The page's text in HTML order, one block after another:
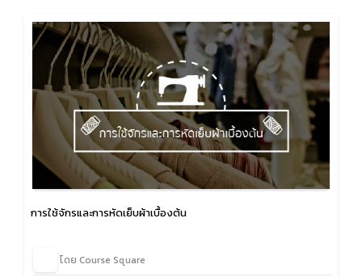
การใช้จักรและการหัดเย็บผ้าเบื้องต้น
โดย Course Square